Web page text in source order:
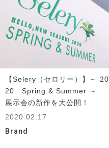
【Selery（セロリー）】～ 20
20 Spring & Summer ～
展示会の新作を大公開！
2020.02.17
Brand